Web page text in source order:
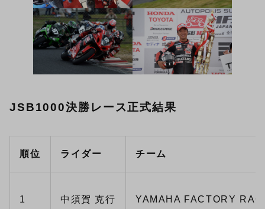
JSB1000決勝レース正式結果
順位 ライダー チーム
1 中須賀 克行 YAMAHA FACTORY